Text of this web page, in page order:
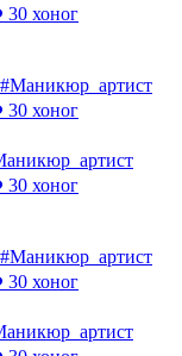
хоног
хоног